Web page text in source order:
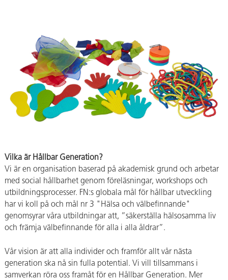
Vilka är Hållbar Generation?
Vi är en organisation baserad på akademisk grund och arbetar
med social hållbarhet genom föreläsningar, workshops och
utbildningsprocesser. FN:s globala mål för hållbar utveckling
har vi koll på och mål nr 3 "Hälsa och välbefinnande"
genomsyrar våra utbildningar att, ”säkerställa hälsosamma liv
och främja välbefinnande för alla i alla åldrar”.
Vår vision är att alla individer och framför allt vår nästa
generation ska nå sin fulla potential. Vi vill tillsammans i
samverkan röra oss framåt för en Hållbar Generation. Mer